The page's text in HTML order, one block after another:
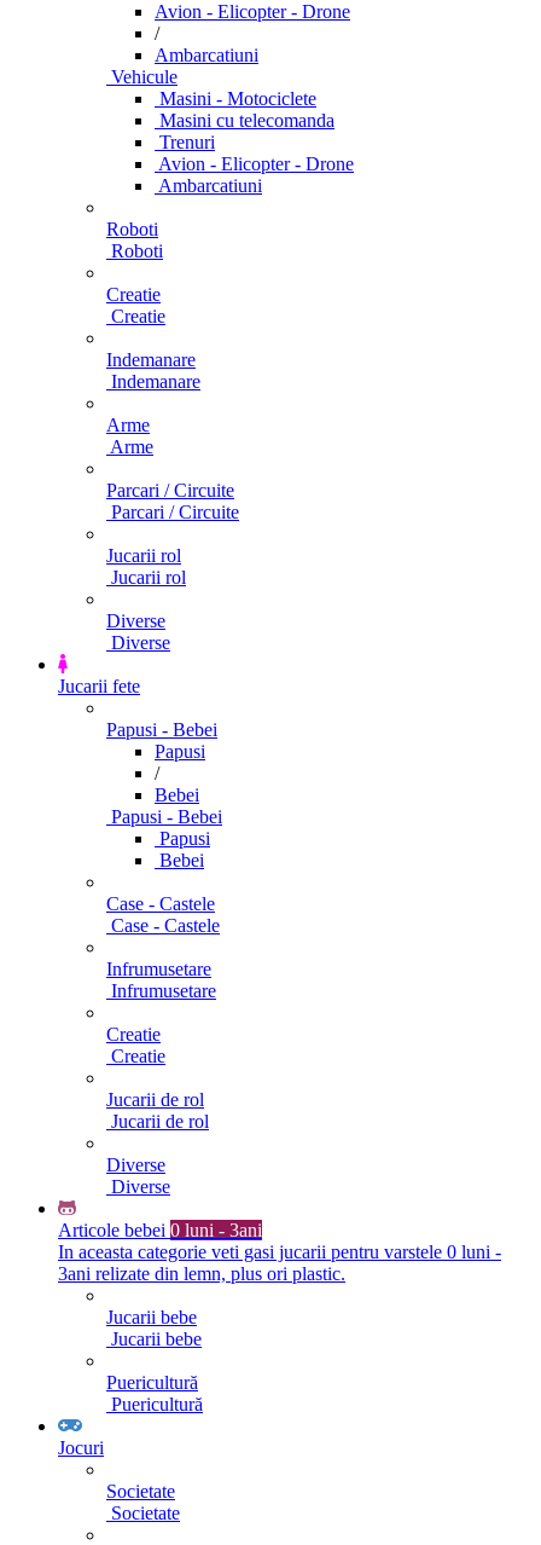
Avion - Elicopter - Drone
/
Ambarcatiuni
Vehicule
Masini - Motociclete
Masini cu telecomanda
Trenuri
Avion - Elicopter - Drone
Ambarcatiuni
Roboti
Roboti
Creatie
Creatie
Indemanare
Indemanare
Arme
Arme
Parcari / Circuite
Parcari / Circuite
Jucarii rol
Jucarii rol
Diverse
Diverse
Jucarii fete
Papusi - Bebei
Papusi
/
Bebei
Papusi - Bebei
Papusi
Bebei
Case - Castele
Case - Castele
Infrumusetare
Infrumusetare
Creatie
Creatie
Jucarii de rol
Jucarii de rol
Diverse
Diverse
Articole bebei 0 luni - 3ani
In aceasta categorie veti gasi jucarii pentru varstele 0 luni -
3ani relizate din lemn, plus ori plastic.
Jucarii bebe
Jucarii bebe
Puericultură
Puericultură
Jocuri
Societate
Societate